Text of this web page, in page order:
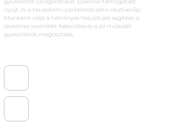
nyújt, és a társadalmi párbeszéd aktív résztvevője.
Munkánk célja a hátrányos helyzetűek segítése, a
diakóniai szemlélet fejlesztése és a jól működő
gyakorlatok megosztása.